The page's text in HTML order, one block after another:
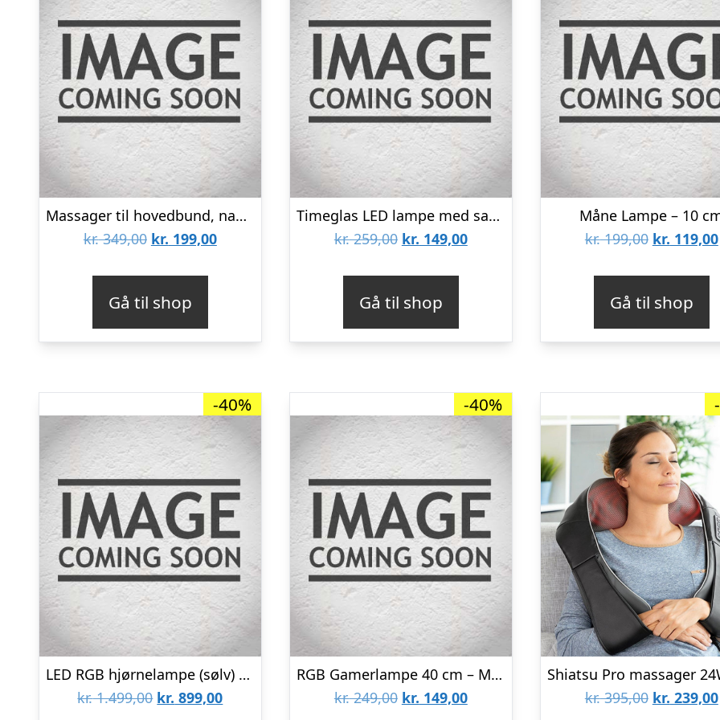
Massager til hovedbund, nakke og skuldre
kr.349,00 Den
var:
kr. 349,00.
kr. 199,00Den
kr. 199,00.
Gå til shop
Timeglas LED lampe med sand – Rød
kr.259,00 Den
var:
kr. 259,00.
kr. 149,00Den
kr. 149,00.
Gå til shop
Måne Lampe – 10
kr.199,00 Den
var:
kr. 199,00.
kr. 119,00
Gå til shop
-40%
LED RGB hjørnelampe (sølv) med fjernbetjening
kr.1.499,00 Den
kr. 899,00Den
-40%
RGB Gamerlampe 40 cm – Med fjernbetjening
kr.249,00 Den
kr. 149,00Den
kr.395,00 Den
kr. 239,00